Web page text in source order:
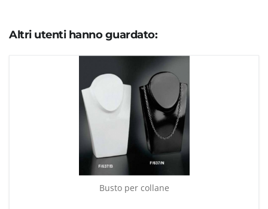
Altri utenti hanno guardato:
Busto per collane